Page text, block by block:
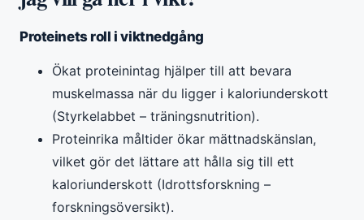
Proteinets roll i viktnedgång
Ökat proteinintag hjälper till att bevara
muskelmassa när du ligger i kaloriunderskott
(Styrkelabbet – träningsnutrition).
Proteinrika måltider ökar mättnadskänslan,
vilket gör det lättare att hålla sig till ett
kaloriunderskott (Idrottsforskning –
forskningsöversikt).